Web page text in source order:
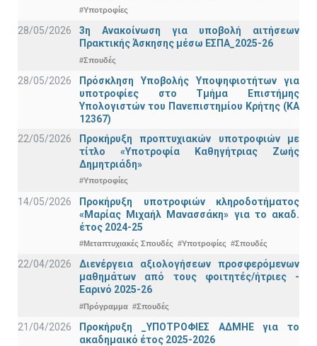
#Υποτροφίες
28/05/2026
3η Ανακοίνωση για υποβολή αιτήσεων
Πρακτικής Άσκησης μέσω ΕΣΠΑ_2025-26
#Σπουδές
28/05/2026
Πρόσκληση Υποβολής Υποψηφιοτήτων για
υποτροφίες στο Τμήμα Επιστήμης
Υπολογιστών του Πανεπιστημίου Κρήτης (ΚΑ
12367)
22/05/2026
Προκήρυξη προπτυχιακών υποτροφιών με
τίτλο «Υποτροφία Καθηγήτριας Ζωής
Δημητριάδη»
#Υποτροφίες
14/05/2026
Προκήρυξη υποτροφιών κληροδοτήματος
«Μαρίας Μιχαήλ Μανασσάκη» για το ακαδ.
έτος 2024-25
#Μεταπτυχιακές Σπουδές #Υποτροφίες #Σπουδές
22/04/2026
Διενέργεια αξιολογήσεων προσφερόμενων
μαθημάτων από τους φοιτητές/ήτριες -
Εαρινό 2025-26
#Πρόγραμμα #Σπουδές
21/04/2026
Προκήρυξη _ΥΠΟΤΡΟΦΙΕΣ ΑΔΜΗΕ για το
ακαδημαικό έτος 2025-2026